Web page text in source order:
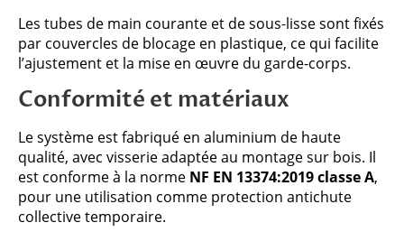
Les tubes de main courante et de sous-lisse sont fixés
par couvercles de blocage en plastique, ce qui facilite
l’ajustement et la mise en œuvre du garde-corps.
Conformité et matériaux
Le système est fabriqué en aluminium de haute
qualité, avec visserie adaptée au montage sur bois. Il
est conforme à la norme NF EN 13374:2019 classe A,
pour une utilisation comme protection antichute
collective temporaire.